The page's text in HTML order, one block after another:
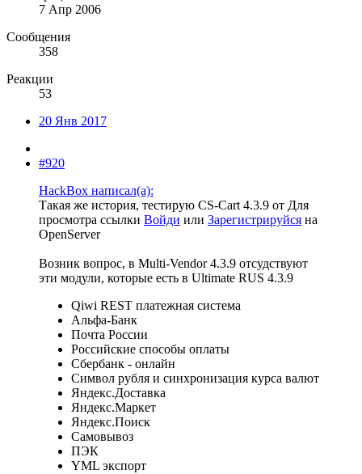
7 Апр 2006
Сообщения
358
Реакции
53
20 Янв 2017
#920
HackBox написал(а):
Такая же история, тестирую CS-Cart 4.3.9 от Для
просмотра ссылки Войди или Зарегистрируйся на
OpenServer
Возник вопрос, в Multi-Vendor 4.3.9 отсудствуют
эти модули, которые есть в Ultimate RUS 4.3.9
Qiwi REST платежная система
Альфа-Банк
Почта России
Российские способы оплаты
Сбербанк - онлайн
Символ рубля и синхронизация курса валют
Яндекс.Доставка
Яндекс.Маркет
Яндекс.Поиск
Самовывоз
ПЭК
YML экспорт